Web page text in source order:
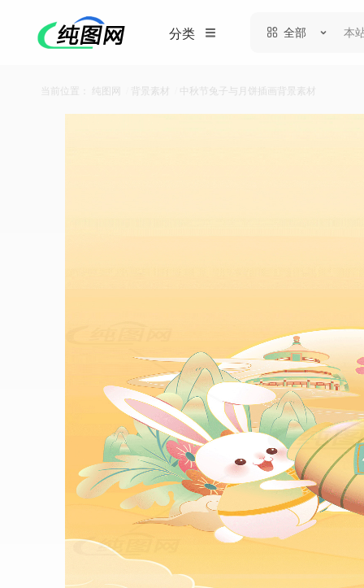
分类 全部
当前位置： 纯图网 背景素材 中秋节兔子与月饼插画背景素材